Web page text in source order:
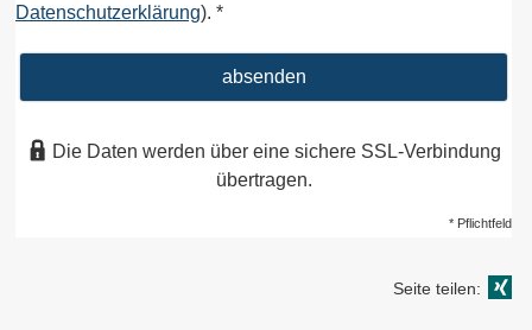
Datenschutzerklärung). *
absenden
Die Daten werden über eine sichere SSL-Verbindung
übertragen.
* Pflichtfeld
Seite teilen: